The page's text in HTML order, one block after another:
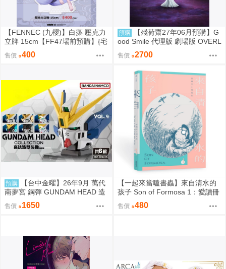
【FENNEC (九櫻)】白藻 壓克力
立牌 15cm【FF47場前預購】{宅
售價 400
預購
【殘荷齋27年06月預購】G
ood Smile 代理版 劇場版 OVERL
ORD 聖王國篇 雅兒貝德 figma
可動 0917
售價 2700
預購
【台中金曜】26年9月 萬代
南夢宮 鋼彈 GUNDAM HEAD 造
型頭像 第四彈 盲盒 中盒6入 081
4
售價 1650
【一起來當嗑書蟲】來自清水的
孩子 Son of Formosa 1：愛讀冊
的少年
售價 480